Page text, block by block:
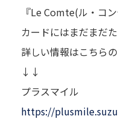
『Le Comte(ル・コ
カードにはまだまだ
詳しい情報はこちら
↓↓
プラスマイル
https://